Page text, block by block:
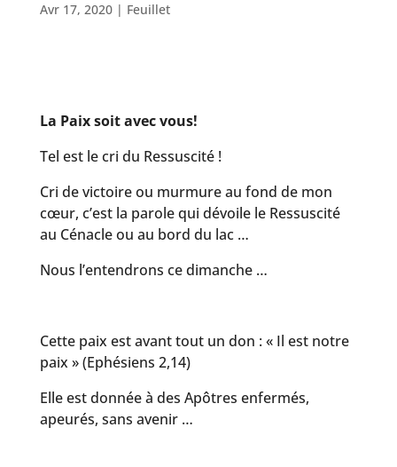
Avr 17, 2020| Feuillet
La Paix soit avec vous!
Tel est le cri du Ressuscité !
Cri de victoire ou murmure au fond de mon
cœur, c’est la parole qui dévoile le Ressuscité
au Cénacle ou au bord du lac …
Nous l’entendrons ce dimanche …
Cette paix est avant tout un don : « Il est notre
paix » (Ephésiens 2,14)
Elle est donnée à des Apôtres enfermés,
apeurés, sans avenir …